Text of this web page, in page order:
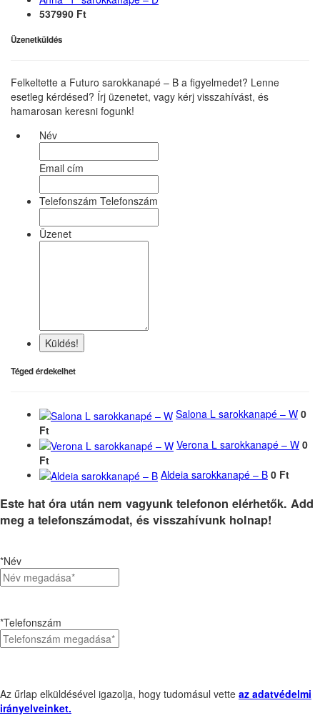
537990 Ft
Üzenetküldés
Felkeltette a Futuro sarokkanapé – B a figyelmedet? Lenne
esetleg kérdésed? Írj üzenetet, vagy kérj visszahívást, és
hamarosan keresni fogunk!
Név
Email cím
Telefonszám Telefonszám
Üzenet
Küldés!
Téged érdekelhet
Salona L sarokkanapé – W 0
Ft
Verona L sarokkanapé – W 0
Ft
Aldeia sarokkanapé – B 0 Ft
Este hat óra után nem vagyunk telefonon elérhetők. Add
meg a telefonszámodat, és visszahívunk holnap!
*Név
*Telefonszám
Az űrlap elküldésével igazolja, hogy tudomásul vette az adatvédelmi
irányelveinket.